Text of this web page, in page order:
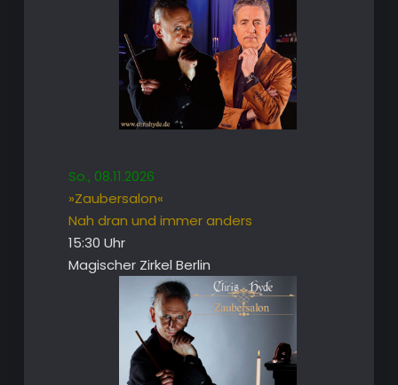
So., 08.11.2026
»Zaubersalon«
Nah dran und immer anders
15:30 Uhr
Magischer Zirkel Berlin